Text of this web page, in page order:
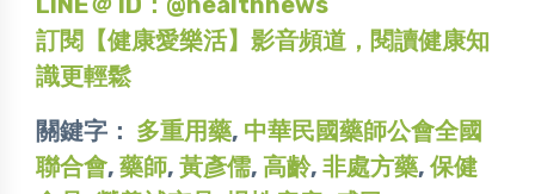
訂閱【健康愛樂活】影音頻道，閱讀健康知
識更輕鬆
關鍵字： 多重用藥, 中華民國藥師公會全國
聯合會, 藥師, 黃彥儒, 高齡, 非處方藥, 保健